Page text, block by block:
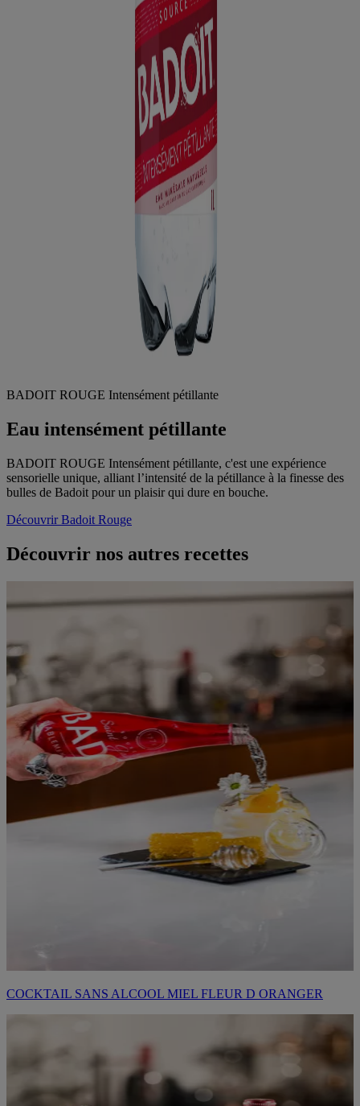
BADOIT ROUGE Intensément pétillante
Eau intensément pétillante
BADOIT ROUGE Intensément pétillante, c'est une expérience
sensorielle unique, alliant l’intensité de la pétillance à la finesse des
bulles de Badoit pour un plaisir qui dure en bouche.
Découvrir Badoit Rouge
Découvrir nos autres recettes
COCKTAIL SANS ALCOOL MIEL FLEUR D ORANGER